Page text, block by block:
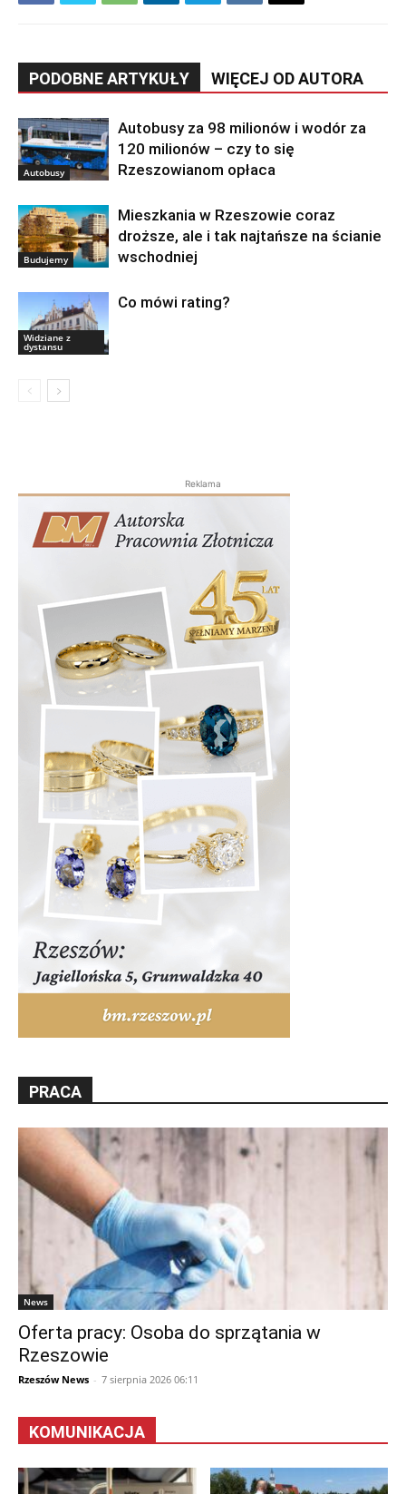
PODOBNE ARTYKUŁY WIĘCEJ OD AUTORA
Autobusy
Autobusy za 98 milionów i wodór za
120 milionów – czy to się
Rzeszowianom opłaca
Budujemy
Mieszkania w Rzeszowie coraz
droższe, ale i tak najtańsze na ścianie
wschodniej
Widziane z
dystansu
Co mówi rating?
Reklama
PRACA
News
Oferta pracy: Osoba do sprzątania w
Rzeszowie
Rzeszów News - 7 sierpnia 2026 06:11
KOMUNIKACJA